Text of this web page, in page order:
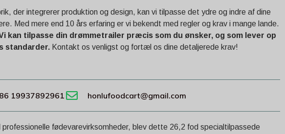
der integrerer produktion og design, kan vi tilpasse det ydre og indre af dine
Med mere end 10 års erfaring er vi bekendt med regler og krav i mange lande.
kan tilpasse din drømmetrailer præcis som du ønsker, og som lever op
standarder. Kontakt os venligst og fortæl os dine detaljerede krav!
19937892961 honlufoodcart@gmail.com
professionelle fødevarevirksomheder, blev dette 26,2 fod specialtilpassede